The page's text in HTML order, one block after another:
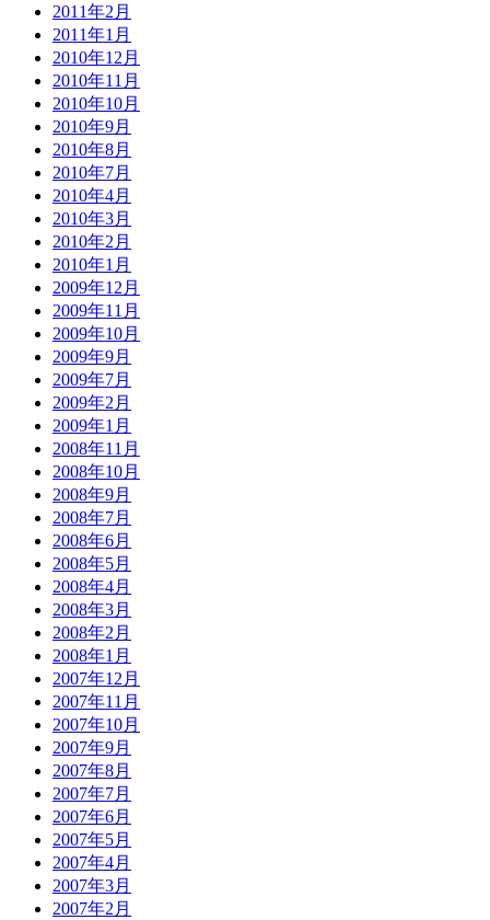
2011年2月
2011年1月
2010年12月
2010年11月
2010年10月
2010年9月
2010年8月
2010年7月
2010年4月
2010年3月
2010年2月
2010年1月
2009年12月
2009年11月
2009年10月
2009年9月
2009年7月
2009年2月
2009年1月
2008年11月
2008年10月
2008年9月
2008年7月
2008年6月
2008年5月
2008年4月
2008年3月
2008年2月
2008年1月
2007年12月
2007年11月
2007年10月
2007年9月
2007年8月
2007年7月
2007年6月
2007年5月
2007年4月
2007年3月
2007年2月